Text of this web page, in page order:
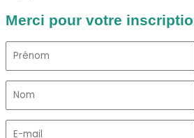
Merci pour votre